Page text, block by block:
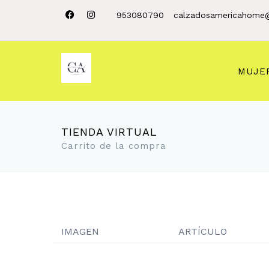
953080790
TIENDA VIRTUAL
Carrito de la compra
IMAGEN ARTÍCULO